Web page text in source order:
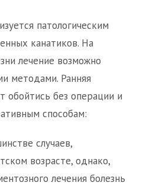
патологическим
канатиков. На
лечение возможно
методами. Ранняя
обойтись без операции и
способам:
случаев,
возрасте, однако,
лечения болезнь